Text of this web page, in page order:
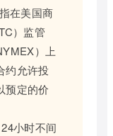
在美国商
）监管
）上
约允许投
预定的价
小时不间